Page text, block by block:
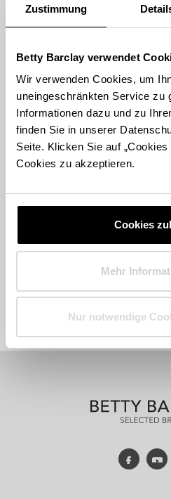
Zustimmung
Betty Barclay verwendet
Wir verwenden Cookies, um
uneingeschränkten Service zu
Informationen dazu und zu
finden Sie in unserer
Seite. Klicken Sie auf
Cookies zu akzeptieren.
Cookies
Mehr
Nur notwendige
Store Landing-Page